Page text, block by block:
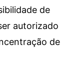
de
autorizado
de